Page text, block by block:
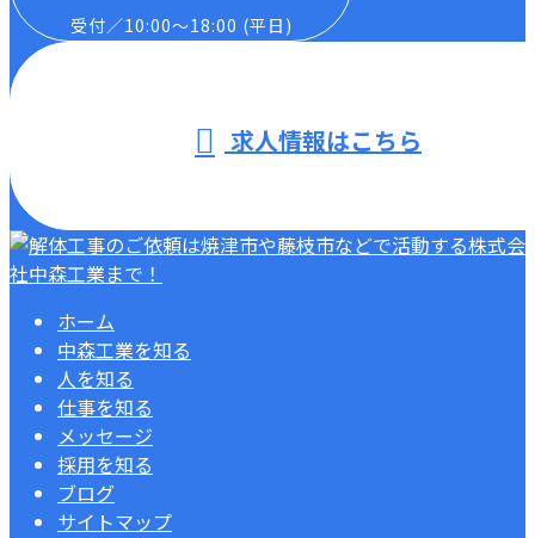
受付／10:00～18:00 (平日)
求人情報はこちら
ホーム
中森工業を知る
人を知る
仕事を知る
メッセージ
採用を知る
ブログ
サイトマップ